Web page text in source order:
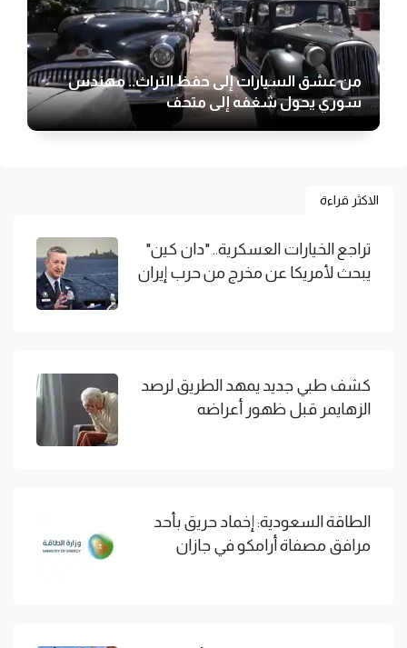
من عشق السيارات إلى حفظ التراث.. مهندس
سوري يحول شغفه إلى متحف
الاكثر قراءة
تراجع الخيارات العسكرية.. "دان كين"
يبحث لأمريكا عن مخرج من حرب إيران
كشف طبي جديد يمهد الطريق لرصد
الزهايمر قبل ظهور أعراضه
الطاقة السعودية: إخماد حريق بأحد
مرافق مصفاة أرامكو في جازان